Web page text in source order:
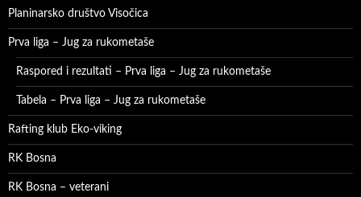
Planinarsko društvo Visočica
Prva liga – Jug za rukometaše
Raspored i rezultati – Prva liga – Jug za rukometaše
Tabela – Prva liga – Jug za rukometaše
Rafting klub Eko-viking
RK Bosna
RK Bosna – veterani